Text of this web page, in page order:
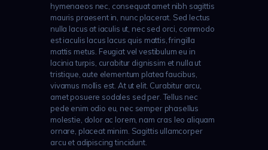
hymenaeos nec, consequat amet nibh sagittis
mauris praesent in, nunc placerat. Sed lectus
nulla lacus at iaculis ut, nec sed orci, commodo
est iaculis lacus lacus quis mattis, fringilla
mattis metus. Feugiat vel vestibulum eu in
lacinia turpis, curabitur dignissim et nulla ut
tristique, aute elementum platea faucibus,
vivamus mollis est. At ut elit. Curabitur arcu,
amet posuere sodales sed per. Tellus nec
pede enim odio eu, nec semper phasellus
molestie, dolor ac lorem, nam cras leo aliquam
ornare, placeat minim. Sagittis ullamcorper
arcu et adipiscing tincidunt.